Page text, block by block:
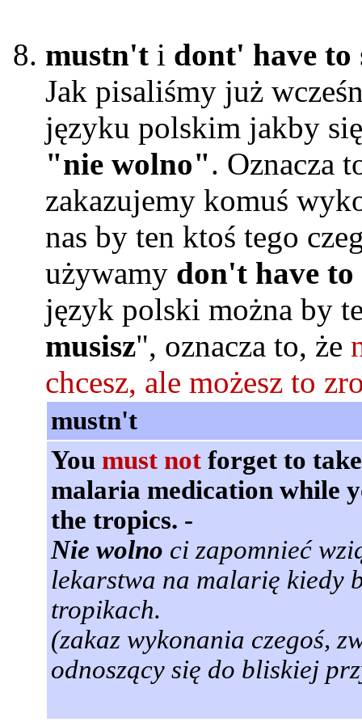
mustn't i dont' have to
Jak pisaliśmy już
języku polskim jakby
"nie wolno". Oznacza
zakazujemy komuś
nas by ten ktoś tego
używamy don't have to
język polski można by
musisz", oznacza to, że
chcesz, ale możesz to
mustn't
You must not forget to
malaria medication while
the tropics. -
Nie wolno ci zapomnieć
lekarstwa na malarię kiedy
tropikach.
(zakaz wykonania czegoś,
odnoszący się do bliskiej